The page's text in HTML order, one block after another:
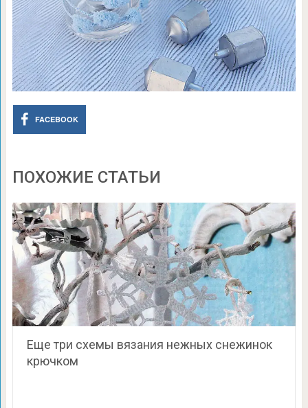
FACEBOOK
ПОХОЖИЕ СТАТЬИ
Еще три схемы вязания нежных снежинок
крючком